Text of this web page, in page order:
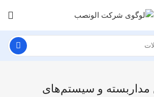
مداربسته و سیستم‌های